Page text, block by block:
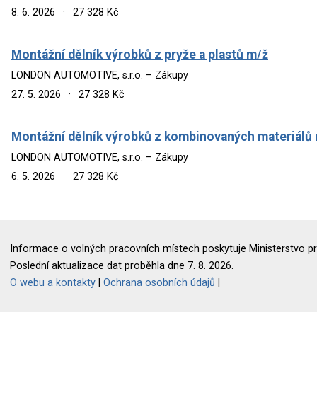
8. 6. 2026
· 27 328 Kč
Montážní dělník výrobků z pryže a plastů m/ž
LONDON AUTOMOTIVE, s.r.o. – Zákupy
27. 5. 2026
· 27 328 Kč
Montážní dělník výrobků z kombinovaných materiálů
LONDON AUTOMOTIVE, s.r.o. – Zákupy
6. 5. 2026
· 27 328 Kč
Informace o volných pracovních místech poskytuje Ministerstvo
Poslední aktualizace dat proběhla dne 7. 8. 2026.
O webu a kontakty |Ochrana osobních údajů